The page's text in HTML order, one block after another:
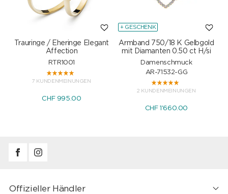
Trauringe / Eheringe Elegant
Affection
RTR1001
7 KUNDENMEINUNGEN
CHF 995.00
+ GESCHENK
Armband 750/18 K Gelbgold
mit Diamanten 0.50 ct H/si
Damenschmuck
AR-71532-GG
2 KUNDENMEINUNGEN
CHF 1'660.00
Offizieller Händler